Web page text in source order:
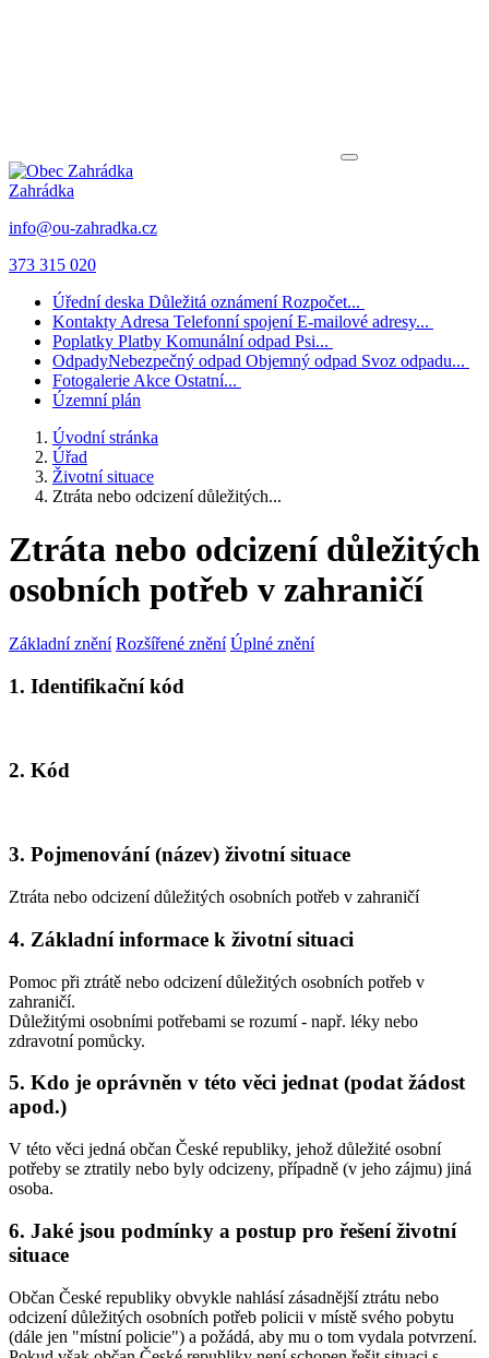
Zahrádka
info@ou-zahradka.cz
373 315 020
Úřední deska Důležitá oznámení Rozpočet...
Kontakty Adresa Telefonní spojení E-mailové adresy...
Poplatky Platby Komunální odpad Psi...
OdpadyNebezpečný odpad Objemný odpad Svoz odpadu...
Fotogalerie Akce Ostatní...
Územní plán
Úvodní stránka
Úřad
Životní situace
Ztráta nebo odcizení důležitých...
Ztráta nebo odcizení důležitých
osobních potřeb v zahraničí
Základní znění Rozšířené znění Úplné znění
1. Identifikační kód
2. Kód
3. Pojmenování (název) životní situace
Ztráta nebo odcizení důležitých osobních potřeb v zahraničí
4. Základní informace k životní situaci
Pomoc při ztrátě nebo odcizení důležitých osobních potřeb v
zahraničí.
Důležitými osobními potřebami se rozumí - např. léky nebo
zdravotní pomůcky.
5. Kdo je oprávněn v této věci jednat (podat žádost
apod.)
V této věci jedná občan České republiky, jehož důležité osobní
potřeby se ztratily nebo byly odcizeny, případně (v jeho zájmu) jiná
osoba.
6. Jaké jsou podmínky a postup pro řešení životní
situace
Občan České republiky obvykle nahlásí zásadnější ztrátu nebo
odcizení důležitých osobních potřeb policii v místě svého pobytu
(dále jen "místní policie") a požádá, aby mu o tom vydala potvrzení.